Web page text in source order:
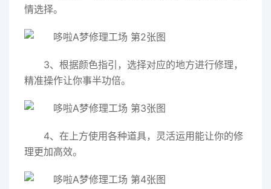
情选择。
3、根据颜色指引，选择对应的地方进行修理，
精准操作让你事半功倍。
4、在上方使用各种道具，灵活运用能让你的修
理更加高效。